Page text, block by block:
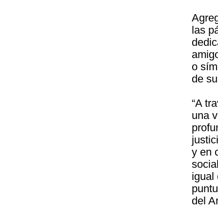
las
o
de
“A
una
y en
igual
del